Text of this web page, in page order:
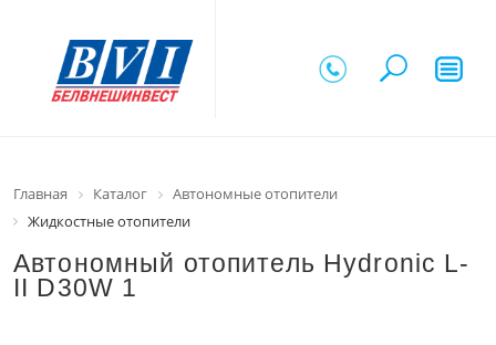
Главная Каталог
Автономные отопители
Жидкостные отопители
Автономный отопитель Hydronic L-
II D30W 1